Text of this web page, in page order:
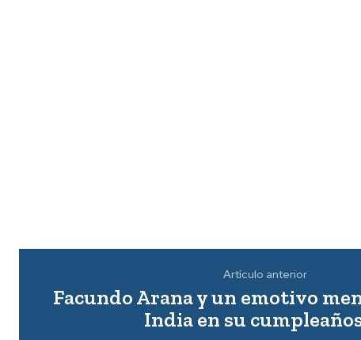
Artículo anterior
Facundo Arana y un emotivo
India en su